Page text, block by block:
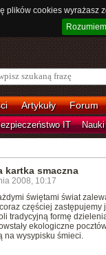
cookies
Rozumiem
Artykuły Forum
IT
kartka smaczna
2008, 10:17
świętami świat
częściej
tradycyjną formę
ekologiczne
na wysypisku śmieci.